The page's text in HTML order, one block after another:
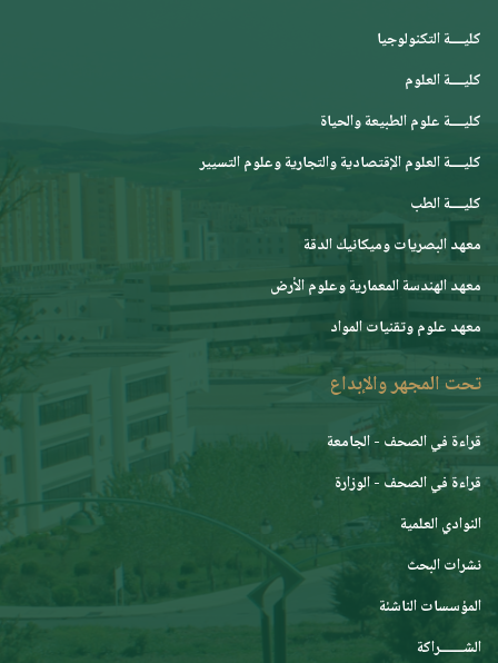
كليــــة التكنولوجيا
كليــــة العلوم
كليــــة علوم الطبيعة والحياة
كليــــة العلوم الإقتصادية والتجارية وعلوم التسيير
كليــــة الطب
معهد البصريات وميكانيك الدقة
معهد الهندسة المعمارية وعلوم الأرض
معهد علوم وتقنيات المواد
تحت المجهر والإبداع
قراءة في الصحف - الجامعة
قراءة في الصحف - الوزارة
النوادي العلمية
نشرات البحث
المؤسسات الناشئة
الشـــــــراكة